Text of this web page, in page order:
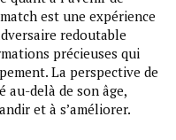
est une expérience
redoutable
précieuses qui
La perspective de
au-delà de son âge,
et à s’améliorer.